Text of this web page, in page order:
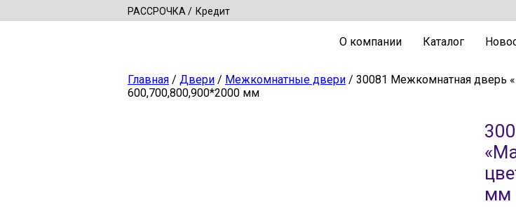
РАССРОЧКА Кредит
О компании Каталог
Главная / Двери / Межкомнатные двери / 30081 Межкомнатная дверь
600,700,800,900*2000 мм
мм